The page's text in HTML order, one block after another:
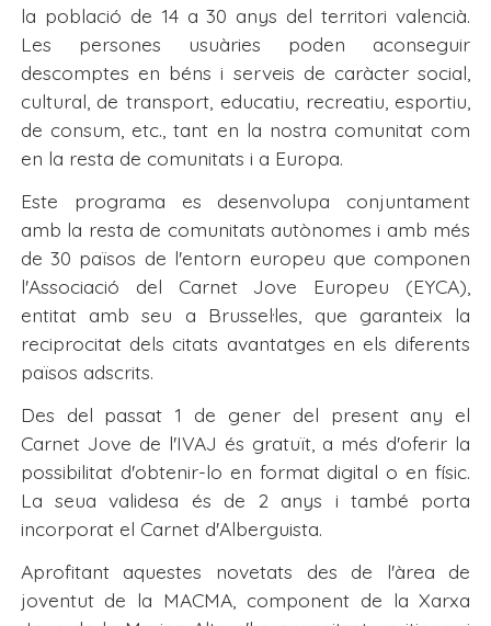
la població de 14 a 30 anys del territori valencià.
Les persones usuàries poden aconseguir
descomptes en béns i serveis de caràcter social,
cultural, de transport, educatiu, recreatiu, esportiu,
de consum, etc., tant en la nostra comunitat com
en la resta de comunitats i a Europa.
Este programa es desenvolupa conjuntament
amb la resta de comunitats autònomes i amb més
de 30 països de l'entorn europeu que componen
l'Associació del Carnet Jove Europeu (EYCA),
entitat amb seu a Brussel·les, que garanteix la
reciprocitat dels citats avantatges en els diferents
països adscrits.
Des del passat 1 de gener del present any el
Carnet Jove de l'IVAJ és gratuït, a més d'oferir la
possibilitat d'obtenir-lo en format digital o en físic.
La seua validesa és de 2 anys i també porta
incorporat el Carnet d'Alberguista.
Aprofitant aquestes novetats des de l'àrea de
joventut de la MACMA, component de la Xarxa